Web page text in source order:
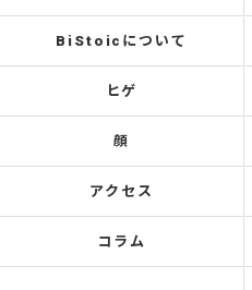
BiStoicについて
ヒゲ
顔
アクセス
コラム